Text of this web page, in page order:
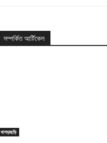
সম্পর্কিত আর্টিকেল
খাগড়াছড়ি